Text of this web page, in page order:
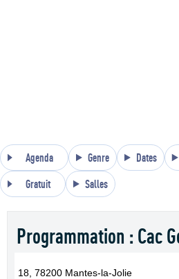
Agenda Genre Dates
Gratuit Salles
Programmation : Cac
18, 78200 Mantes-la-Jolie